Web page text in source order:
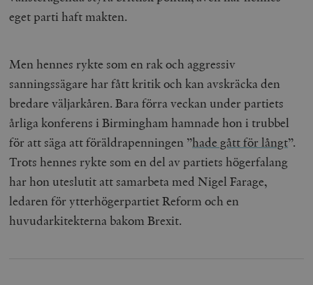
eget parti haft makten.
Men hennes rykte som en rak och aggressiv
sanningssägare har fått kritik och kan avskräcka den
bredare väljarkåren. Bara förra veckan under partiets
årliga konferens i Birmingham hamnade hon i trubbel
för att säga att föräldrapenningen ”hade gått för långt”.
Trots hennes rykte som en del av partiets högerfalang
har hon uteslutit att samarbeta med Nigel Farage,
ledaren för ytterhögerpartiet Reform och en
huvudarkitekterna bakom Brexit.